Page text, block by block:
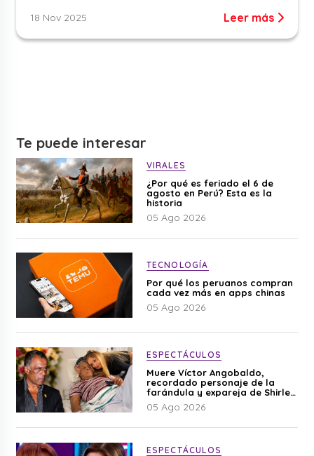
18 Nov 2025 Leer más
Te puede interesar
VIRALES
¿Por qué es feriado el 6 de
agosto en Perú? Esta es la
historia
05 Ago 2026
TECNOLOGÍA
Por qué los peruanos compran
cada vez más en apps chinas
05 Ago 2026
ESPECTÁCULOS
Muere Víctor Angobaldo,
recordado personaje de la
farándula y expareja de Shirley
Cherres
05 Ago 2026
ESPECTÁCULOS